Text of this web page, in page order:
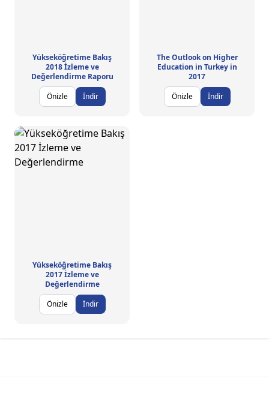
Yükseköğretime Bakış
2018 İzleme ve
Değerlendirme Raporu
Önizle
İndir
The Outlook on Higher
Education in Turkey in
2017
Önizle
İndir
Yükseköğretime Bakış
2017 İzleme ve
Değerlendirme
Önizle
İndir